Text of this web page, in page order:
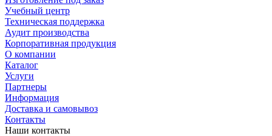
Учебный центр
Техническая поддержка
Аудит производства
Корпоративная продукция
О компании
Каталог
Услуги
Партнеры
Информация
Доставка и самовывоз
Контакты
Наши контакты